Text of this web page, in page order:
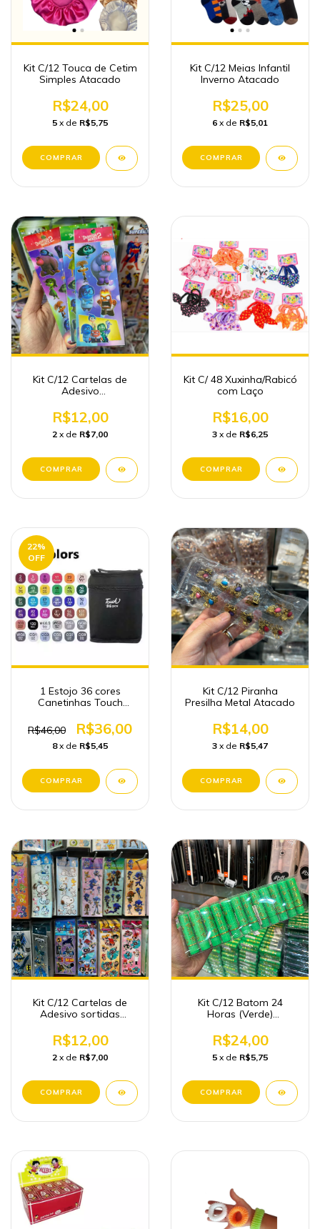
Kit C/12 Touca de Cetim
Simples Atacado
R$24,00
5 x de R$5,75
Kit C/12 Meias Infantil
Inverno Atacado
R$25,00
6 x de R$5,01
COMPRAR
Kit C/12 Cartelas de
Adesivo
Papelaria Fofa
Atacado
R$12,00
2 x de R$7,00
Kit C/ 48 Xuxinha/Rabicó
com Laço
R$16,00
3 x de R$6,25
22%
OFF
1 Estojo 36 cores
Canetinhas Touch
Papelaria
R$46,00 R$36,00
8 x de R$5,45
Kit C/12 Piranha
Presilha Metal Atacado
R$14,00
3 x de R$5,47
Kit C/12 Cartelas de
Adesivo sortidas
Atacado
R$12,00
2 x de R$7,00
Kit C/12 Batom 24
Horas (Verde)
R$24,00
5 x de R$5,75